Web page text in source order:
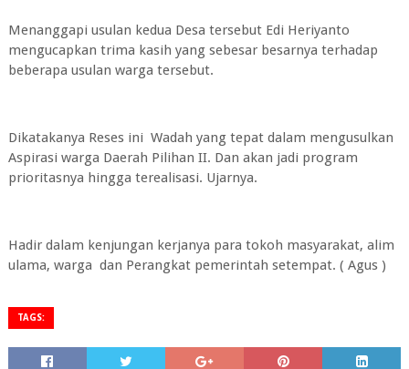
Menanggapi usulan kedua Desa tersebut Edi Heriyanto
mengucapkan trima kasih yang sebesar besarnya terhadap
beberapa usulan warga tersebut.
Dikatakanya Reses ini Wadah yang tepat dalam mengusulkan
Aspirasi warga Daerah Pilihan II. Dan akan jadi program
prioritasnya hingga terealisasi. Ujarnya.
Hadir dalam kenjungan kerjanya para tokoh masyarakat, alim
ulama, warga dan Perangkat pemerintah setempat. ( Agus )
TAGS: